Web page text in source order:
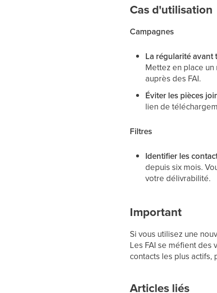
Cas d'utilisation
Campagnes
La régularité avant
Mettez en place
auprès des FAI.
Éviter les pièces
lien de
Filtres
Identifier les
depuis six mois.
votre délivrabilité.
Important
Si vous utilisez une
Les FAI se méfient des
contacts les plus
Articles liés